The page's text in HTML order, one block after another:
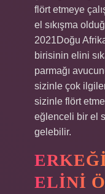
flört etmeye
el sıkışma
2021Doğu
birisinin elini
parmağı
sizinle çok
sizinle flört
eğlenceli bir el
gelebilir.
ELINI